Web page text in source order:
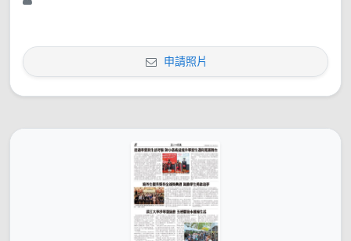
申請照片